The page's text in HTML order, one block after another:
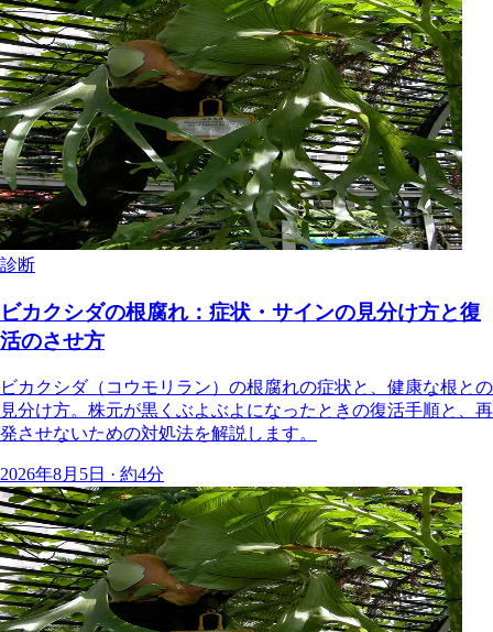
診断
ビカクシダの根腐れ：症状・サインの見分け方と復
活のさせ方
ビカクシダ（コウモリラン）の根腐れの症状と、健康な根との
見分け方。株元が黒くぶよぶよになったときの復活手順と、再
発させないための対処法を解説します。
2026年8月5日 · 約4分